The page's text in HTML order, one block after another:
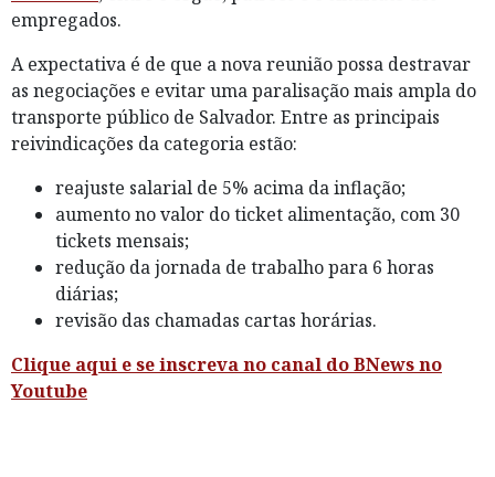
empregados.
A expectativa é de que a nova reunião possa destravar
as negociações e evitar uma paralisação mais ampla do
transporte público de Salvador. Entre as principais
reivindicações da categoria estão:
reajuste salarial de 5% acima da inflação;
aumento no valor do ticket alimentação, com 30
tickets mensais;
redução da jornada de trabalho para 6 horas
diárias;
revisão das chamadas cartas horárias.
Clique aqui e se inscreva no canal do BNews no
Youtube